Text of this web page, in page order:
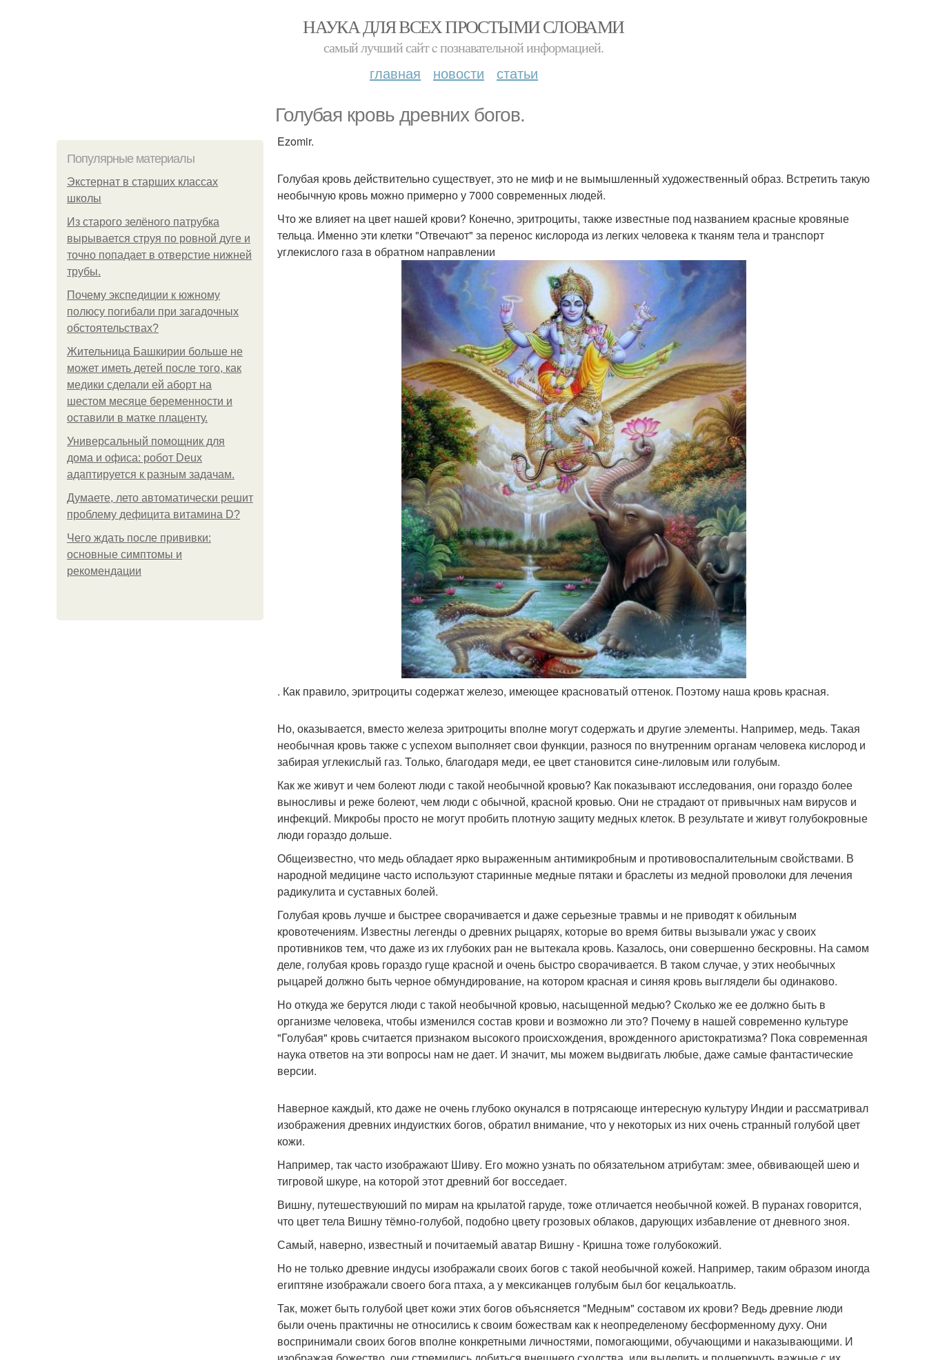
НАУКА ДЛЯ ВСЕХ ПРОСТЫМИ СЛОВАМИ
самый лучший сайт c познавательной информацией.
главная новости статьи
Голубая кровь древних богов.
Популярные материалы
Экстернат в старших классах
школы
Из старого зелёного патрубка
вырывается струя по ровной дуге и
точно попадает в отверстие нижней
трубы.
Почему экспедиции к южному
полюсу погибали при загадочных
обстоятельствах?
Жительница Башкирии больше не
может иметь детей после того, как
медики сделали ей аборт на
шестом месяце беременности и
оставили в матке плаценту.
Универсальный помощник для
дома и офиса: робот Deux
адаптируется к разным задачам.
Думаете, лето автоматически решит
проблему дефицита витамина D?
Чего ждать после прививки:
основные симптомы и
рекомендации
Ezomir.
Голубая кровь действительно существует, это не миф и не вымышленный художественный образ. Встретить такую
необычную кровь можно примерно у 7000 современных людей.
Что же влияет на цвет нашей крови? Конечно, эритроциты, также известные под названием красные кровяные
тельца. Именно эти клетки "Отвечают" за перенос кислорода из легких человека к тканям тела и транспорт
углекислого газа в обратном направлении
. Как правило, эритроциты содержат железо, имеющее красноватый оттенок. Поэтому наша кровь красная.
Но, оказывается, вместо железа эритроциты вполне могут содержать и другие элементы. Например, медь. Такая
необычная кровь также с успехом выполняет свои функции, разнося по внутренним органам человека кислород и
забирая углекислый газ. Только, благодаря меди, ее цвет становится сине-лиловым или голубым.
Как же живут и чем болеют люди с такой необычной кровью? Как показывают исследования, они гораздо более
выносливы и реже болеют, чем люди с обычной, красной кровью. Они не страдают от привычных нам вирусов и
инфекций. Микробы просто не могут пробить плотную защиту медных клеток. В результате и живут голубокровные
люди гораздо дольше.
Общеизвестно, что медь обладает ярко выраженным антимикробным и противовоспалительным свойствами. В
народной медицине часто используют старинные медные пятаки и браслеты из медной проволоки для лечения
радикулита и суставных болей.
Голубая кровь лучше и быстрее сворачивается и даже серьезные травмы и не приводят к обильным
кровотечениям. Известны легенды о древних рыцарях, которые во время битвы вызывали ужас у своих
противников тем, что даже из их глубоких ран не вытекала кровь. Казалось, они совершенно бескровны. На самом
деле, голубая кровь гораздо гуще красной и очень быстро сворачивается. В таком случае, у этих необычных
рыцарей должно быть черное обмундирование, на котором красная и синяя кровь выглядели бы одинаково.
Но откуда же берутся люди с такой необычной кровью, насыщенной медью? Сколько же ее должно быть в
организме человека, чтобы изменился состав крови и возможно ли это? Почему в нашей современно культуре
"Голубая" кровь считается признаком высокого происхождения, врожденного аристократизма? Пока современная
наука ответов на эти вопросы нам не дает. И значит, мы можем выдвигать любые, даже самые фантастические
версии.
Наверное каждый, кто даже не очень глубоко окунался в потрясающе интересную культуру Индии и рассматривал
изображения древних индуистких богов, обратил внимание, что у некоторых из них очень странный голубой цвет
кожи.
Например, так часто изображают Шиву. Его можно узнать по обязательном атрибутам: змее, обвивающей шею и
тигровой шкуре, на которой этот древний бог восседает.
Вишну, путешествуюший по мирам на крылатой гаруде, тоже отличается необычной кожей. В пуранах говорится,
что цвет тела Вишну тёмно-голубой, подобно цвету грозовых облаков, дарующих избавление от дневного зноя.
Самый, наверно, известный и почитаемый аватар Вишну - Кришна тоже голубокожий.
Но не только древние индусы изображали своих богов с такой необычной кожей. Например, таким образом иногда
египтяне изображали своего бога птаха, а у мексиканцев голубым был бог кецалькоатль.
Так, может быть голубой цвет кожи этих богов объясняется "Медным" составом их крови? Ведь древние люди
были очень практичны не относились к своим божествам как к неопределеному бесформенному духу. Они
воспринимали своих богов вполне конкретными личностями, помогающими, обучающими и наказывающими. И